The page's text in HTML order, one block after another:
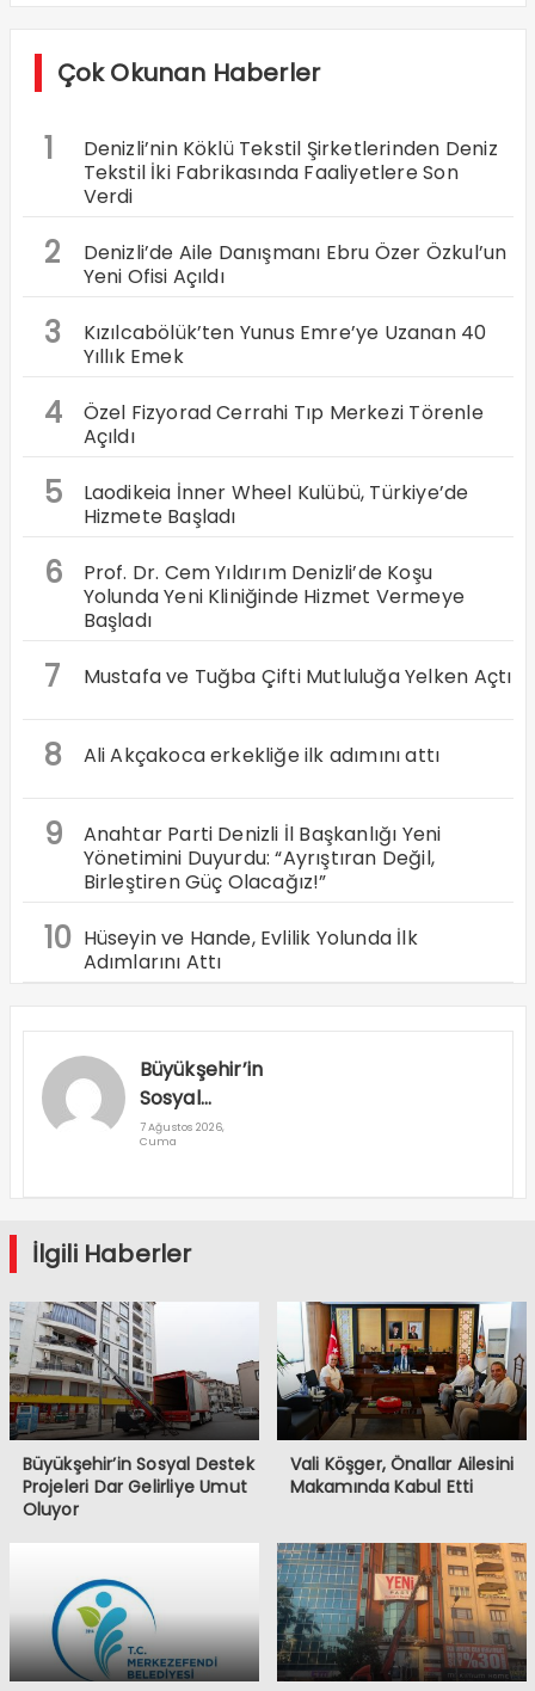
Çok Okunan Haberler
1
Denizli’nin Köklü Tekstil Şirketlerinden Deniz
Tekstil İki Fabrikasında Faaliyetlere Son
Verdi
2
Denizli’de Aile Danışmanı Ebru Özer Özkul’un
Yeni Ofisi Açıldı
3
Kızılcabölük’ten Yunus Emre’ye Uzanan 40
Yıllık Emek
4
Özel Fizyorad Cerrahi Tıp Merkezi Törenle
Açıldı
5
Laodikeia İnner Wheel Kulübü, Türkiye’de
Hizmete Başladı
6
Prof. Dr. Cem Yıldırım Denizli’de Koşu
Yolunda Yeni Kliniğinde Hizmet Vermeye
Başladı
7 Mustafa ve Tuğba Çifti Mutluluğa Yelken Açtı
8 Ali Akçakoca erkekliğe ilk adımını attı
9
Anahtar Parti Denizli İl Başkanlığı Yeni
Yönetimini Duyurdu: “Ayrıştıran Değil,
Birleştiren Güç Olacağız!”
10 Hüseyin ve Hande, Evlilik Yolunda İlk
Adımlarını Attı
Büyükşehir’in
Sosyal
Destek
7 Ağustos 2026,
Cuma
İlgili Haberler
Büyükşehir’in Sosyal Destek
Projeleri Dar Gelirliye Umut
Oluyor
Vali Köşger, Önallar Ailesini
Makamında Kabul Etti